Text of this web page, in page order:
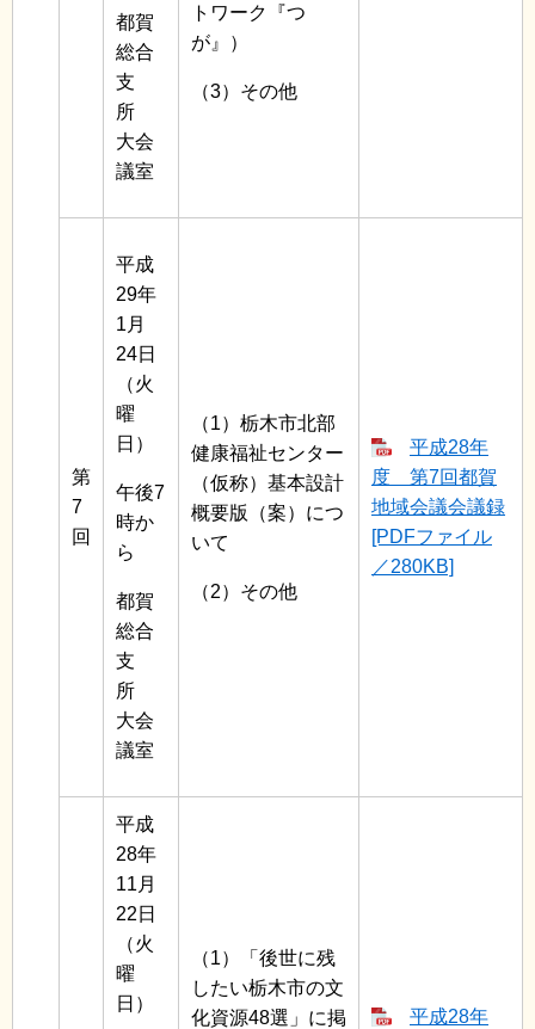
都賀
総合
支
所
大会
議室
トワーク『つ
が』）
（3）その他
第
7
回
平成
29年
1月
24日
（火
曜
日）
午後7
時か
ら
都賀
総合
支
所
大会
議室
（1）栃木市北部
健康福祉センター
（仮称）基本設計
概要版（案）につ
いて
（2）その他
平成28年
度 第7回都賀
地域会議会議録
[PDFファイル
／280KB]
平成
28年
11月
22日
（火
曜
日）
（1）「後世に残
したい栃木市の文
化資源48選」に掲
平成28年